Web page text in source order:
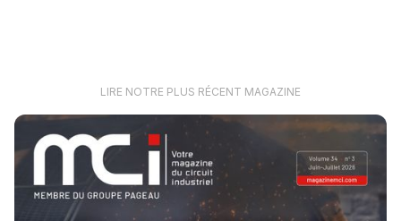
LIRE NOTRE PLUS RÉCENT MAGAZINE